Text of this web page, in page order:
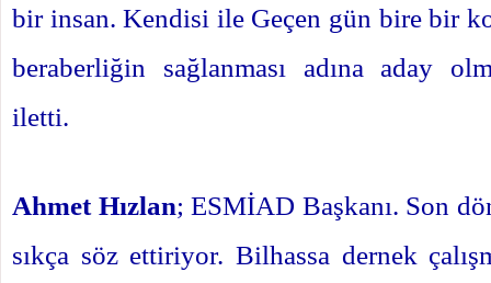
bir insan. Kendisi ile Geçen gün bire bir
beraberliğin sağlanması adına aday
iletti.
Ahmet Hızlan; ESMİAD Başkanı. Son
sıkça söz ettiriyor. Bilhassa dernek